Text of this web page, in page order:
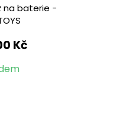
na baterie -
Kč